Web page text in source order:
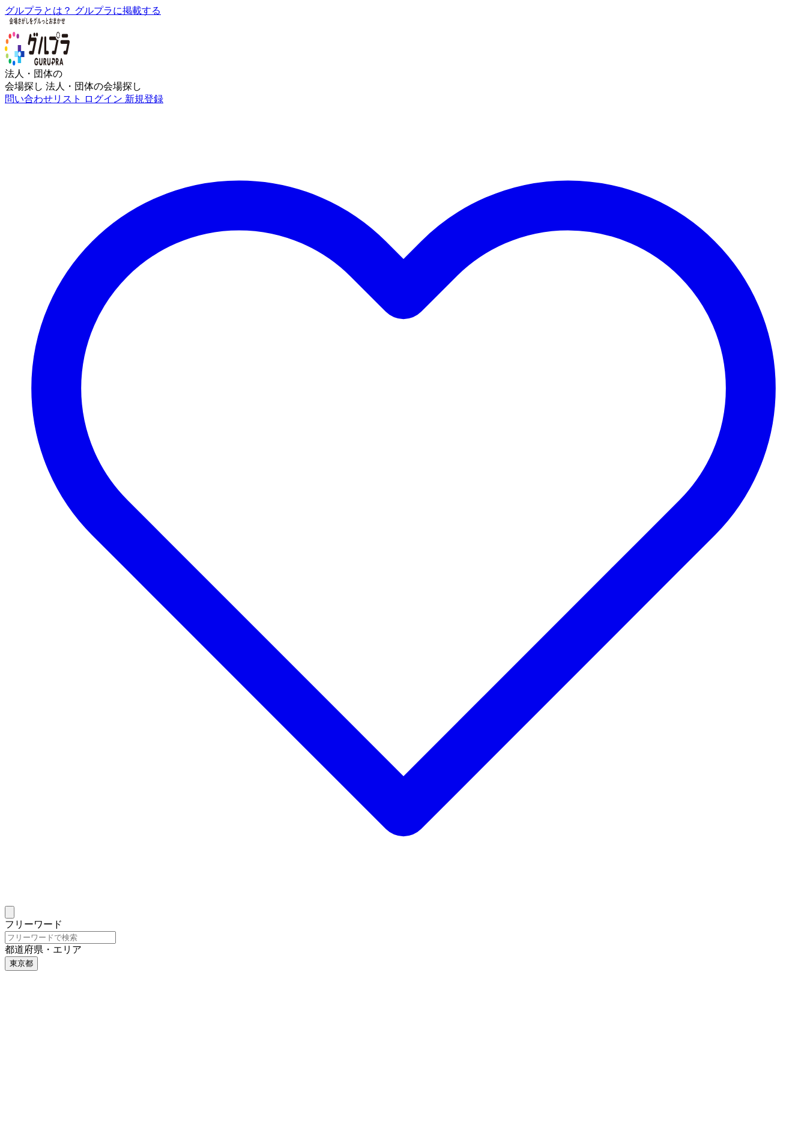
グルプラとは？ グルプラに掲載する
法人・団体の
会場探し 法人・団体の会場探し
問い合わせリスト
ログイン 新規登録
フリーワード
都道府県・エリア
東京都